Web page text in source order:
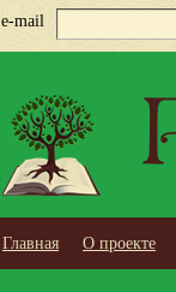
e-mail
Главная О проекте